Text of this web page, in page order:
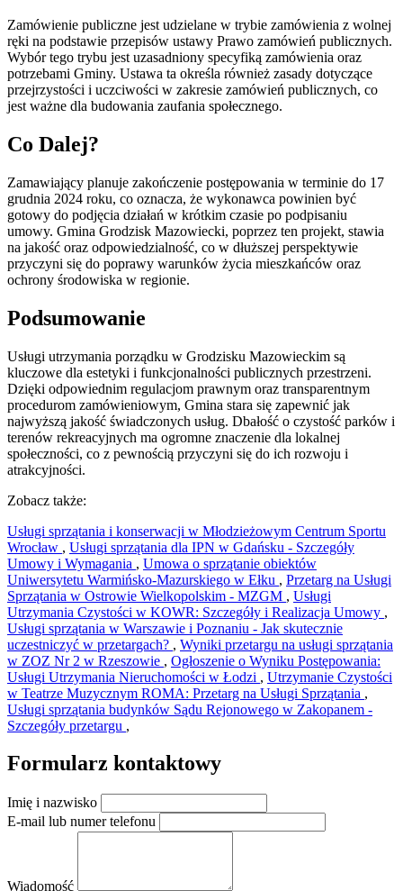
Zamówienie publiczne jest udzielane w trybie zamówienia z wolnej
ręki na podstawie przepisów ustawy Prawo zamówień publicznych.
Wybór tego trybu jest uzasadniony specyfiką zamówienia oraz
potrzebami Gminy. Ustawa ta określa również zasady dotyczące
przejrzystości i uczciwości w zakresie zamówień publicznych, co
jest ważne dla budowania zaufania społecznego.
Co Dalej?
Zamawiający planuje zakończenie postępowania w terminie do 17
grudnia 2024 roku, co oznacza, że wykonawca powinien być
gotowy do podjęcia działań w krótkim czasie po podpisaniu
umowy. Gmina Grodzisk Mazowiecki, poprzez ten projekt, stawia
na jakość oraz odpowiedzialność, co w dłuższej perspektywie
przyczyni się do poprawy warunków życia mieszkańców oraz
ochrony środowiska w regionie.
Podsumowanie
Usługi utrzymania porządku w Grodzisku Mazowieckim są
kluczowe dla estetyki i funkcjonalności publicznych przestrzeni.
Dzięki odpowiednim regulacjom prawnym oraz transparentnym
procedurom zamówieniowym, Gmina stara się zapewnić jak
najwyższą jakość świadczonych usług. Dbałość o czystość parków i
terenów rekreacyjnych ma ogromne znaczenie dla lokalnej
społeczności, co z pewnością przyczyni się do ich rozwoju i
atrakcyjności.
Zobacz także:
Usługi sprzątania i konserwacji w Młodzieżowym Centrum Sportu
Wrocław , Usługi sprzątania dla IPN w Gdańsku - Szczegóły
Umowy i Wymagania , Umowa o sprzątanie obiektów
Uniwersytetu Warmińsko-Mazurskiego w Ełku , Przetarg na Usługi
Sprzątania w Ostrowie Wielkopolskim - MZGM , Usługi
Utrzymania Czystości w KOWR: Szczegóły i Realizacja Umowy ,
Usługi sprzątania w Warszawie i Poznaniu - Jak skutecznie
uczestniczyć w przetargach? , Wyniki przetargu na usługi sprzątania
w ZOZ Nr 2 w Rzeszowie , Ogłoszenie o Wyniku Postępowania:
Usługi Utrzymania Nieruchomości w Łodzi , Utrzymanie Czystości
w Teatrze Muzycznym ROMA: Przetarg na Usługi Sprzątania ,
Usługi sprzątania budynków Sądu Rejonowego w Zakopanem -
Szczegóły przetargu ,
Formularz kontaktowy
Imię i nazwisko
E-mail lub numer telefonu
Wiadomość